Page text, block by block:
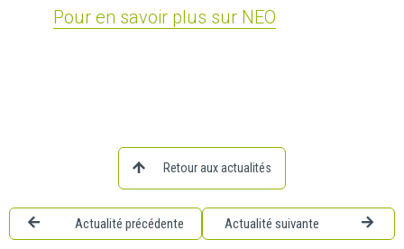
Pour en savoir plus sur NEO
Retour aux actualités
Actualité précédente Actualité suivante